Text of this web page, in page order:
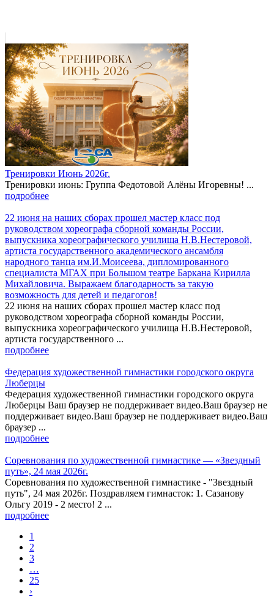
Тренировки Июнь 2026г.
Тренировки июнь: Группа Федотовой Алёны Игоревны! ...
подробнее
22 июня на наших сборах прошел мастер класс под
руководством хореографа сборной команды России,
выпускника хореографического училища Н.В.Нестеровой,
артиста государственного академического ансамбля
народного танца им.И.Моисеева, дипломированного
специалиста МГАХ при Большом театре Баркана Кирилла
Михайловича. Выражаем благодарность за такую
возможность для детей и педагогов!
22 июня на наших сборах прошел мастер класс под
руководством хореографа сборной команды России,
выпускника хореографического училища Н.В.Нестеровой,
артиста государственного ...
подробнее
Федерация художественной гимнастики городского округа
Люберцы
Федерация художественной гимнастики городского округа
Люберцы Ваш браузер не поддерживает видео.Ваш браузер не
поддерживает видео.Ваш браузер не поддерживает видео.Ваш
браузер ...
подробнее
Соревнования по художественной гимнастике — «Звездный
путь», 24 мая 2026г.
Соревнования по художественной гимнастике - "Звездный
путь", 24 мая 2026г. Поздравляем гимнасток: 1. Сазанову
Ольгу 2019 - 2 место! 2 ...
подробнее
1
2
3
…
25
›